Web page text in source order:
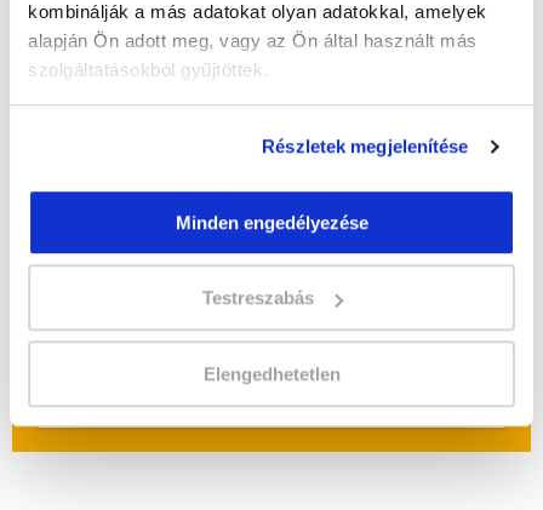
kombinálják a más adatokat olyan adatokkal, amelyek
alapján Ön adott meg, vagy az Ön által használt más
szolgáltatásokból gyűjtöttek.
Részletek megjelenítése
Minden engedélyezése
Testreszabás
Elengedhetetlen
Időtartam:5-6 hónap
Indulás időpontja:
2026-09-18
Képzés ára:
199 000 Ft
179.000 Ft-ra csökkenthető! Ősztől áremelés
Vizsgadíj:70 000 Ft
biztosan indul!
Jelentkezem!